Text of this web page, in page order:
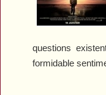
questions
formidable